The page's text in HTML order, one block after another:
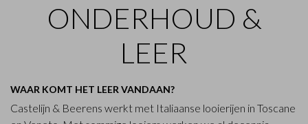
ONDERHOUD &
LEER
WAAR KOMT HET LEER VANDAAN?
Castelijn & Beerens werkt met Italiaanse looierijen in Toscane